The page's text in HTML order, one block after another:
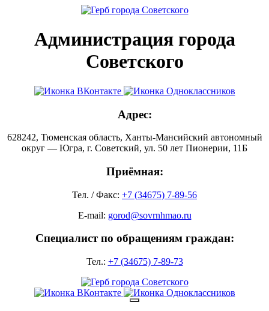
Администрация города
Советского
Адрес:
628242, Тюменская область, Ханты-Мансийский автономный
округ — Югра, г. Советский, ул. 50 лет Пионерии, 11Б
Приёмная:
Тел. / Факс: +7 (34675) 7-89-56
E-mail: gorod@sovrnhmao.ru
Специалист по обращениям граждан:
Тел.: +7 (34675) 7-89-73